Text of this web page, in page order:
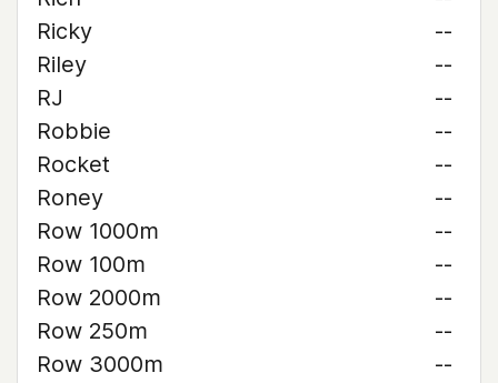
Ricky
--
Riley
--
RJ
--
Robbie
--
Rocket
--
Roney
--
Row 1000m
--
Row 100m
--
Row 2000m
--
Row 250m
--
Row 3000m
--